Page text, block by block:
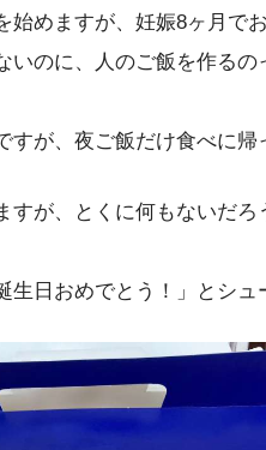
始めますが、妊娠8ヶ月で
いのに、人のご飯を作る
すが、夜ご飯だけ食べに
すが、とくに何もないだ
生日おめでとう！」とシ